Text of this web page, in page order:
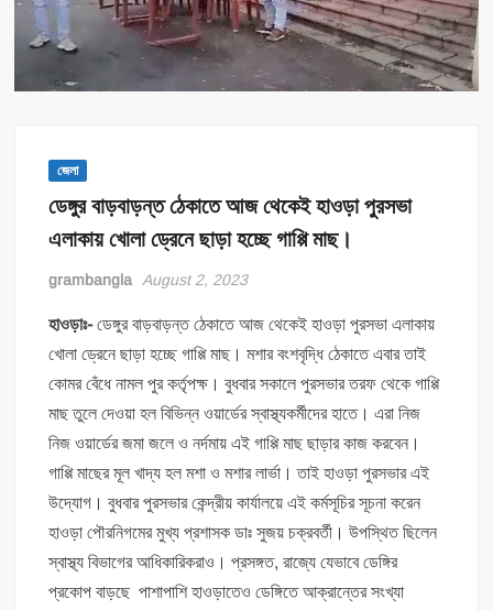
জেলা
ডেঙ্গুর বাড়বাড়ন্ত ঠেকাতে আজ থেকেই হাওড়া পুরসভা
এলাকায় খোলা ড্রেনে ছাড়া হচ্ছে গাপ্পি মাছ।
grambangla August 2, 2023
হাওড়াঃ-ডেঙ্গুর বাড়বাড়ন্ত ঠেকাতে আজ থেকেই হাওড়া পুরসভা এলাকায়
খোলা ড্রেনে ছাড়া হচ্ছে গাপ্পি মাছ। মশার বংশবৃদ্ধি ঠেকাতে এবার তাই
কোমর বেঁধে নামল পুর কর্তৃপক্ষ। বুধবার সকালে পুরসভার তরফ থেকে গাপ্পি
মাছ তুলে দেওয়া হল বিভিন্ন ওয়ার্ডের স্বাস্থ্যকর্মীদের হাতে। এরা নিজ
নিজ ওয়ার্ডের জমা জলে ও নর্দমায় এই গাপ্পি মাছ ছাড়ার কাজ করবেন।
গাপ্পি মাছের মূল খাদ্য হল মশা ও মশার লার্ভা। তাই হাওড়া পুরসভার এই
উদ্যোগ। বুধবার পুরসভার কেন্দ্রীয় কার্যালয়ে এই কর্মসূচির সূচনা করেন
হাওড়া পৌরনিগমের মুখ্য প্রশাসক ডাঃ সুজয় চক্রবর্তী। উপস্থিত ছিলেন
স্বাস্থ্য বিভাগের আধিকারিকরাও। প্রসঙ্গত, রাজ্যে যেভাবে ডেঙ্গির
প্রকোপ বাড়ছে পাশাপাশি হাওড়াতেও ডেঙ্গিতে আক্রান্তের সংখ্যা